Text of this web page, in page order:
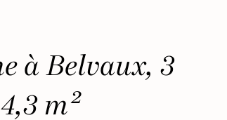
à Belvaux, 3
m²